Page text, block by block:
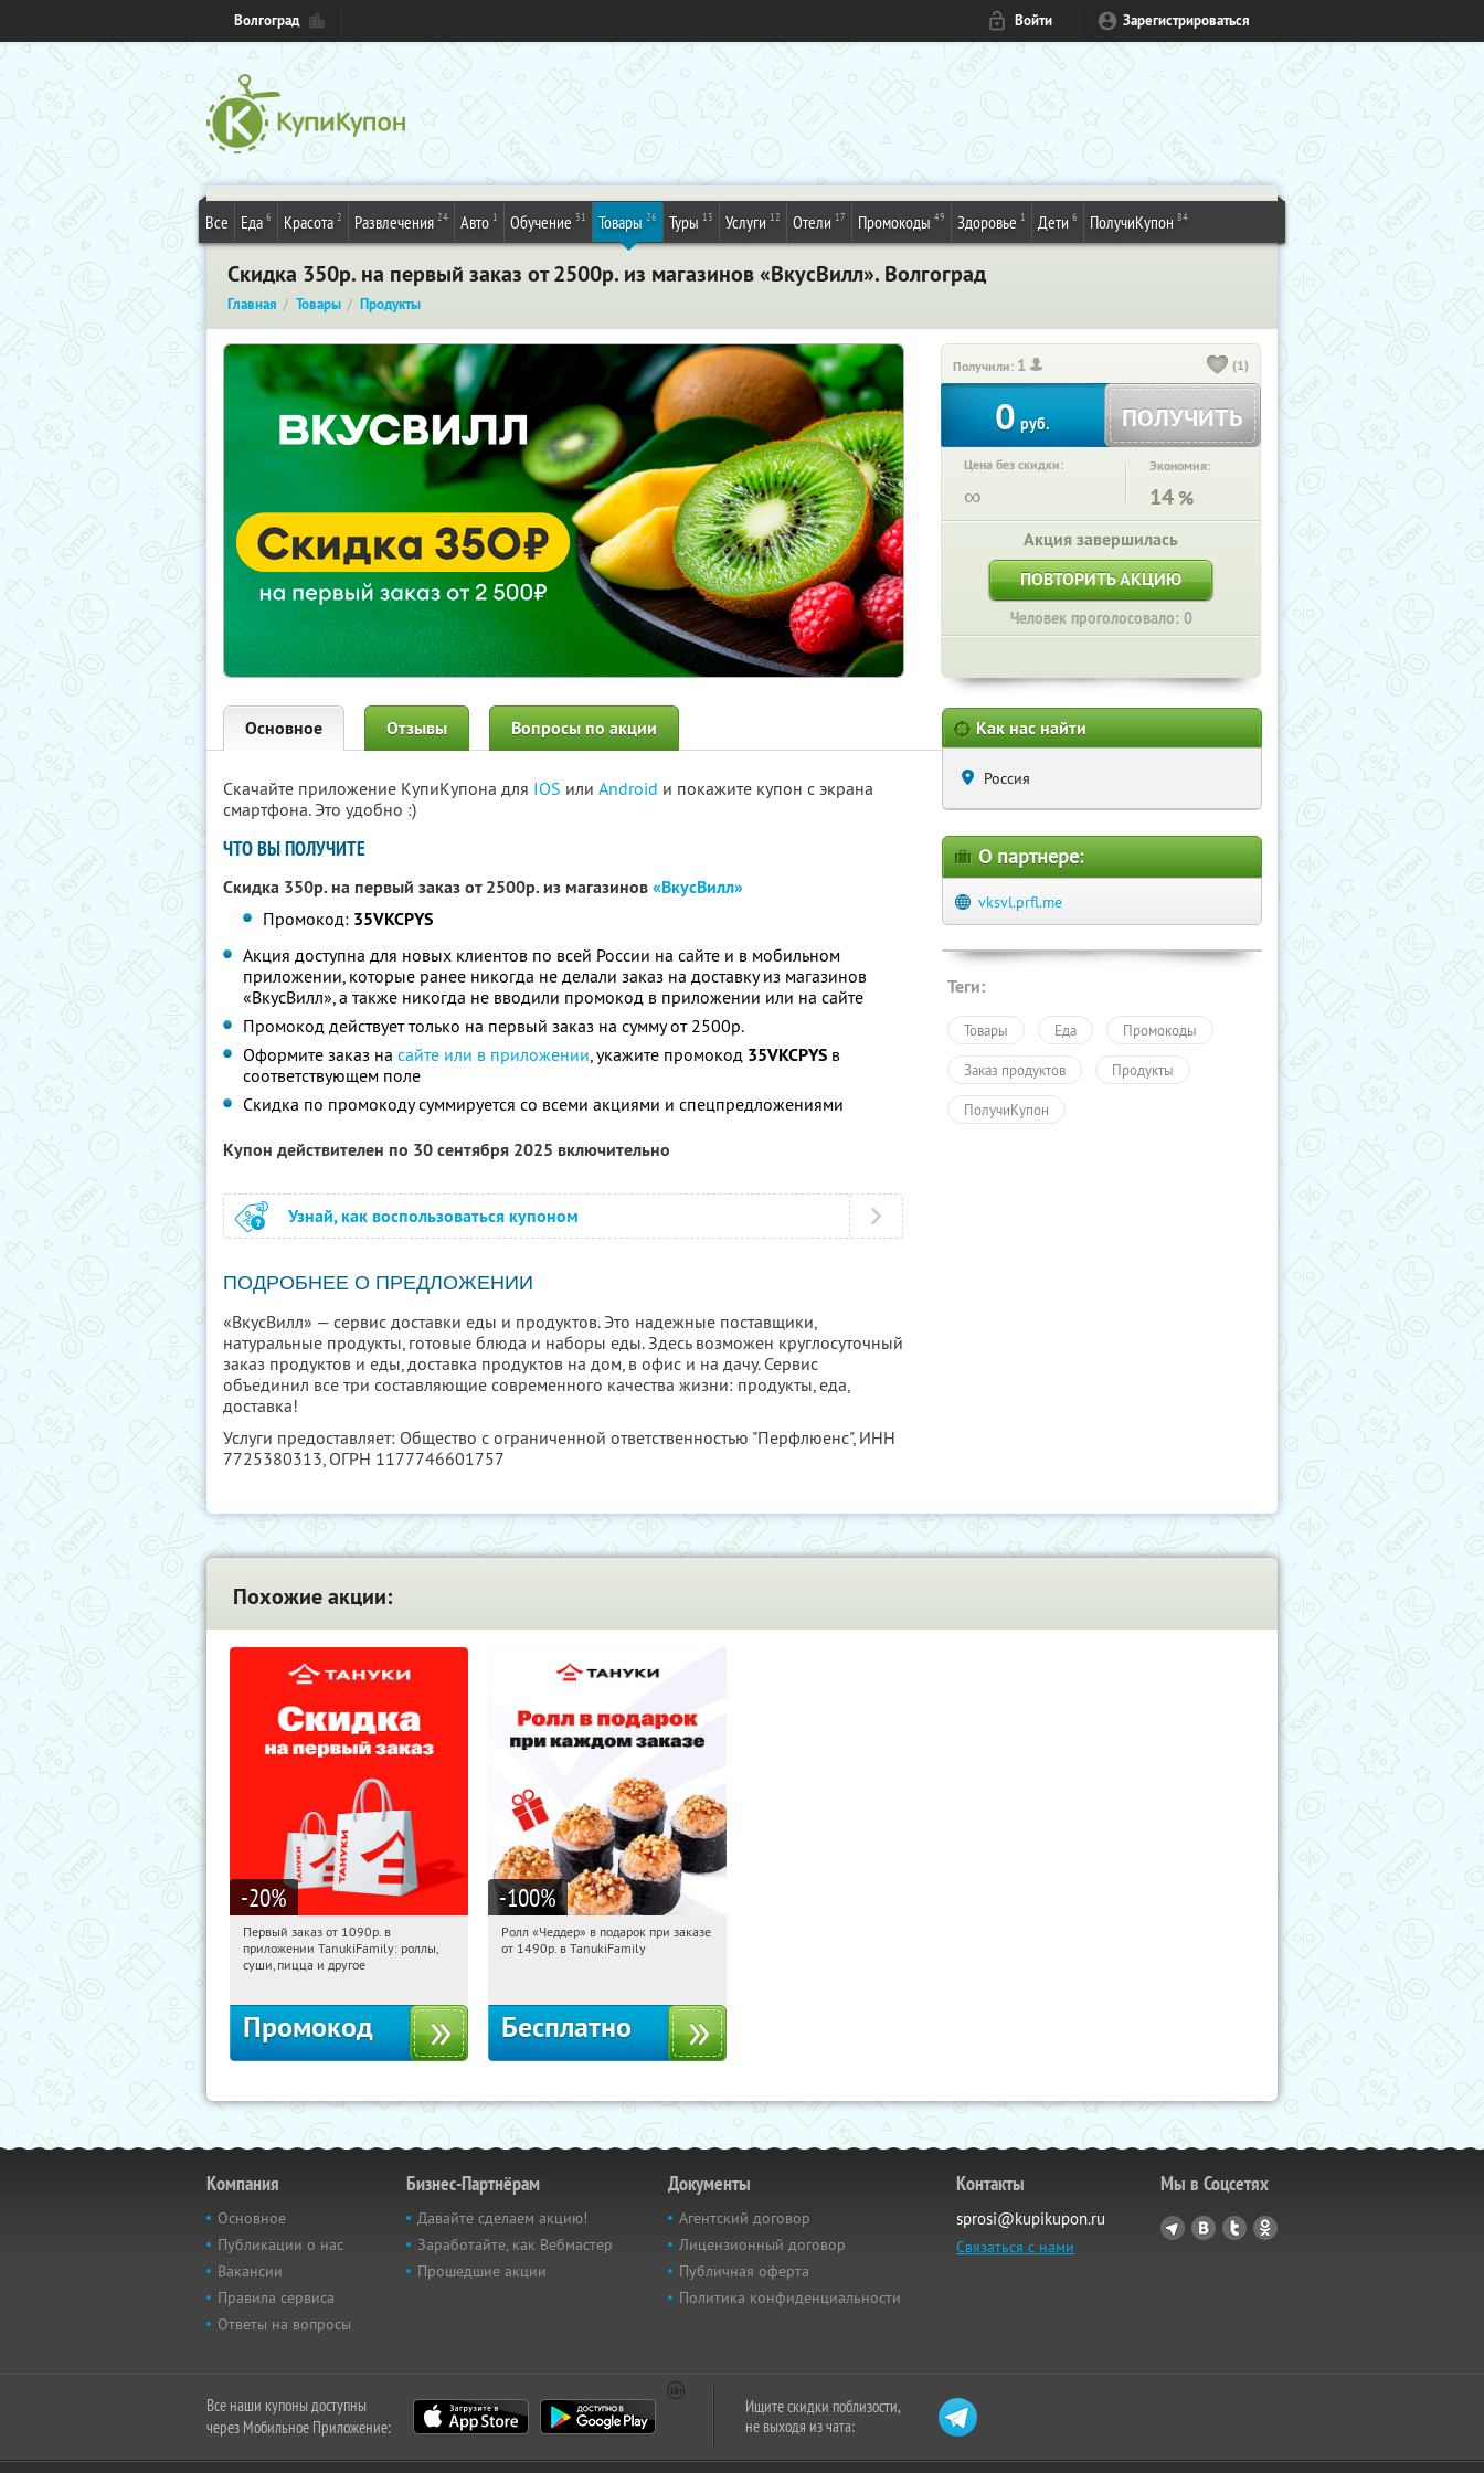
Волгоград Войти Зарегистрироваться
Все Еда 6 Красота 2 Развлечения 24 Авто 1 Обучение 31 Товары 26 Туры 13 Услуги 12 Отели 17 Промокоды 49 Здоровье 1 Дети 6 ПолучиКупон 84
Скидка 350р. на первый заказ от 2500р. из магазинов «ВкусВилл». Волгоград
Главная Товары Продукты
Получили: 1 (1)
0 руб. ПОЛУЧИТЬ
Цена без скидки:
∞
Экономия:
14 %
Акция завершилась
ПОВТОРИТЬ АКЦИЮ
Человек проголосовало: 0
Основное Отзывы Вопросы по акции
Скачайте приложение КупиКупона для IOS или Android и покажите купон с экрана
смартфона. Это удобно :)
ЧТО ВЫ ПОЛУЧИТЕ
Скидка 350р. на первый заказ от 2500р. из магазинов«ВкусВилл»
Промокод: 35VKCPYS
Акция доступна для новых клиентов по всей России на сайте и в мобильном
приложении, которые ранее никогда не делали заказ на доставку из магазинов
«ВкусВилл», а также никогда не вводили промокод в приложении или на сайте
Промокод действует только на первый заказ на сумму от 2500р.
Оформите заказ на сайте или в приложении, укажите промокод 35VKCPYS в
соответствующем поле
Скидка по промокоду суммируется со всеми акциями и спецпредложениями
Купон действителен по 30 сентября 2025 включительно
Узнай, как воспользоваться купоном
ПОДРОБНЕЕ О ПРЕДЛОЖЕНИИ
«ВкусВилл» — сервис доставки еды и продуктов. Это надежные поставщики,
натуральные продукты, готовые блюда и наборы еды. Здесь возможен круглосуточный
заказ продуктов и еды, доставка продуктов на дом, в офис и на дачу. Сервис
объединил все три составляющие современного качества жизни: продукты, еда,
доставка!
Услуги предоставляет: Общество с ограниченной ответственностью "Перфлюенс", ИНН
7725380313, ОГРН 1177746601757
Как нас найти
Россия
О партнере:
vksvl.prfl.me
Теги:
Товары Еда Промокоды
Заказ продуктов Продукты
ПолучиКупон
Похожие акции:
-20%
05:12:18 Получили:
Россия
Первый заказ от 1090р. в
приложении TanukiFamily: роллы,
суши, пицца и другое
Промокод
-100%
05:12:18 Получили:108
Ролл «Чеддер» в подарок при заказе
от 1490р. в TanukiFamily
Бесплатно
Компания
Основное
Публикации о нас
Вакансии
Правила сервиса
Ответы на вопросы
Бизнес-Партнёрам
Давайте сделаем акцию!
Заработайте, как Вебмастер
Прошедшие акции
Документы
Агентский договор
Лицензионный договор
Публичная оферта
Политика конфиденциальности
Контакты
sprosi@kupikupon.ru
Связаться с нами
Мы в Соцсетях
Все наши купоны доступны
через Мобильное Приложение:
Ищите скидки поблизости,
не выходя из чата: